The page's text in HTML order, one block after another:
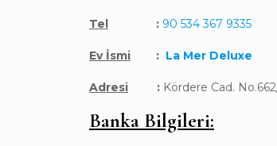
Tel : 90 534 367 9335
Ev İsmi : La Mer Deluxe
Adresi : Kördere Cad.
Banka Bilgileri: